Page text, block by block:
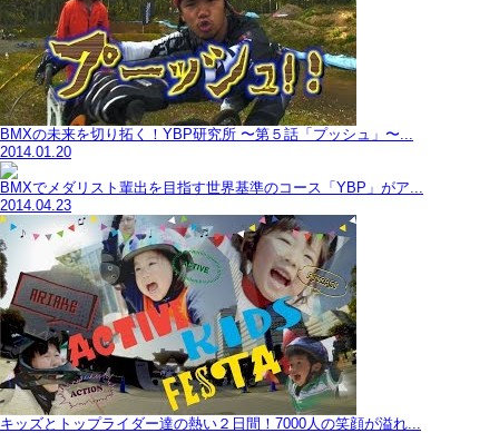
BMXの未来を切り拓く！YBP研究所 〜第５話「プッシュ」〜...
2014.01.20
BMXでメダリスト輩出を目指す世界基準のコース「YBP」がア...
2014.04.23
キッズとトップライダー達の熱い２日間！7000人の笑顔が溢れ...